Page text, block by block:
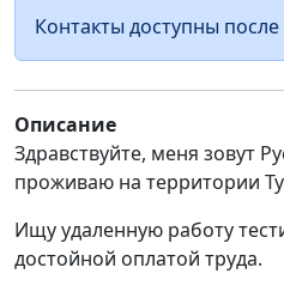
Контакты доступны после
Описание
Здравствуйте, меня зовут
проживаю на территории
Ищу удаленную работу
достойной оплатой труда.